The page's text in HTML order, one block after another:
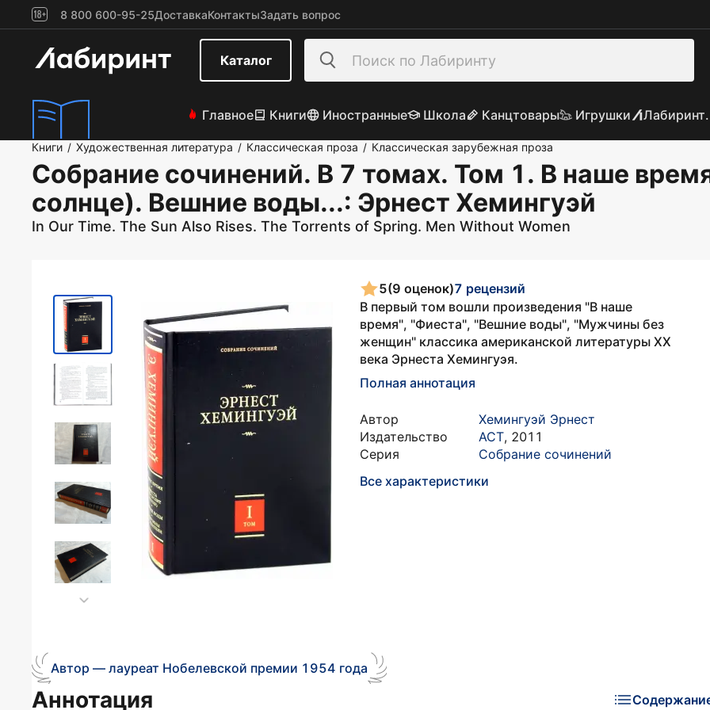
8 800 600-95-25ДоставкаКонтактыЗадать вопрос
Каталог
Главное Книги Иностранные Школа Канцтовары Игрушки
Книги / Художественная литература / Классическая проза / Классическая зарубежная проза
Собрание сочинений. В 7 томах. Том 1. В наше
солнце). Вешние воды...: Эрнест Хемингуэй
In Our Time. The Sun Also Rises. The Torrents of Spring. Men Without Women
5(9 оценок)7 рецензий
В первый том вошли произведения "В наше
время", "Фиеста", "Вешние воды", "Мужчины без
женщин" классика американской литературы XX
века Эрнеста Хемингуэя.
Полная аннотация
Автор
Хемингуэй Эрнест
Издательство
АСТ, 2011
Серия
Собрание сочинений
Все характеристики
Аннотация
Автор — лауреат Нобелевской премии 1954 года